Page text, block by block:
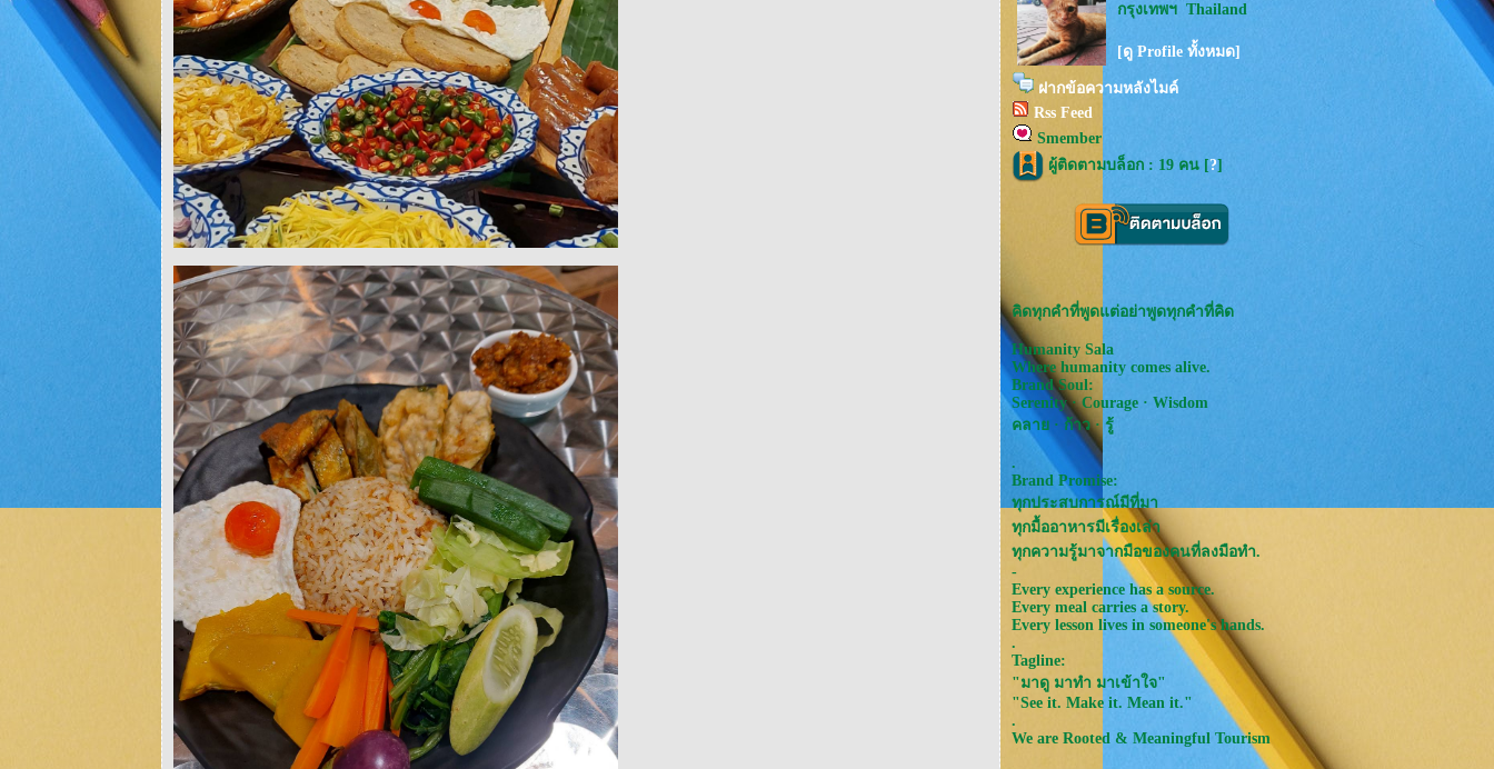
กรุงเทพฯ Thailand
[ดู Profile ทั้งหมด]
ฝากข้อความหลังไมค์
Rss Feed
Smember
ผู้ติดตามบล็อก : 19 คน [?]
คิดทุกคำที่พูดแต่อย่าพูดทุกคำที่คิด
Humanity Sala
Where humanity comes alive.
Brand Soul:
Serenity · Courage · Wisdom
คลาย · ก้าว · รู้
.
Brand Promise:
ทุกประสบการณ์มีที่มา
ทุกมื้ออาหารมีเรื่องเล่า
ทุกความรู้มาจากมือของคนที่ลงมือทำ.
-
Every experience has a source.
Every meal carries a story.
Every lesson lives in someone's hands.
.
Tagline:
"มาดู มาทำ มาเข้าใจ"
"See it. Make it. Mean it."
.
We are Rooted & Meaningful Tourism